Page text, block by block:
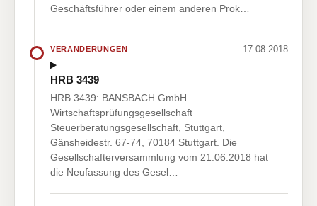
Geschäftsführer oder einem anderen Prok…
VERÄNDERUNGEN 17.08.2018
HRB 3439
HRB 3439: BANSBACH GmbH
Wirtschaftsprüfungsgesellschaft
Steuerberatungsgesellschaft, Stuttgart,
Gänsheidestr. 67-74, 70184 Stuttgart. Die
Gesellschafterversammlung vom 21.06.2018 hat
die Neufassung des Gesel…